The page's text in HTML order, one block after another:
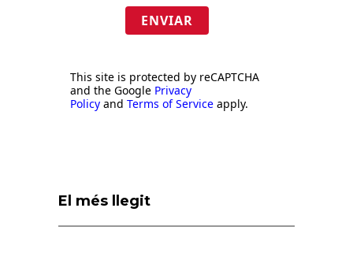
ENVIAR
This site is protected by reCAPTCHA
and the Google Privacy
Policy and Terms of Service apply.
El més llegit